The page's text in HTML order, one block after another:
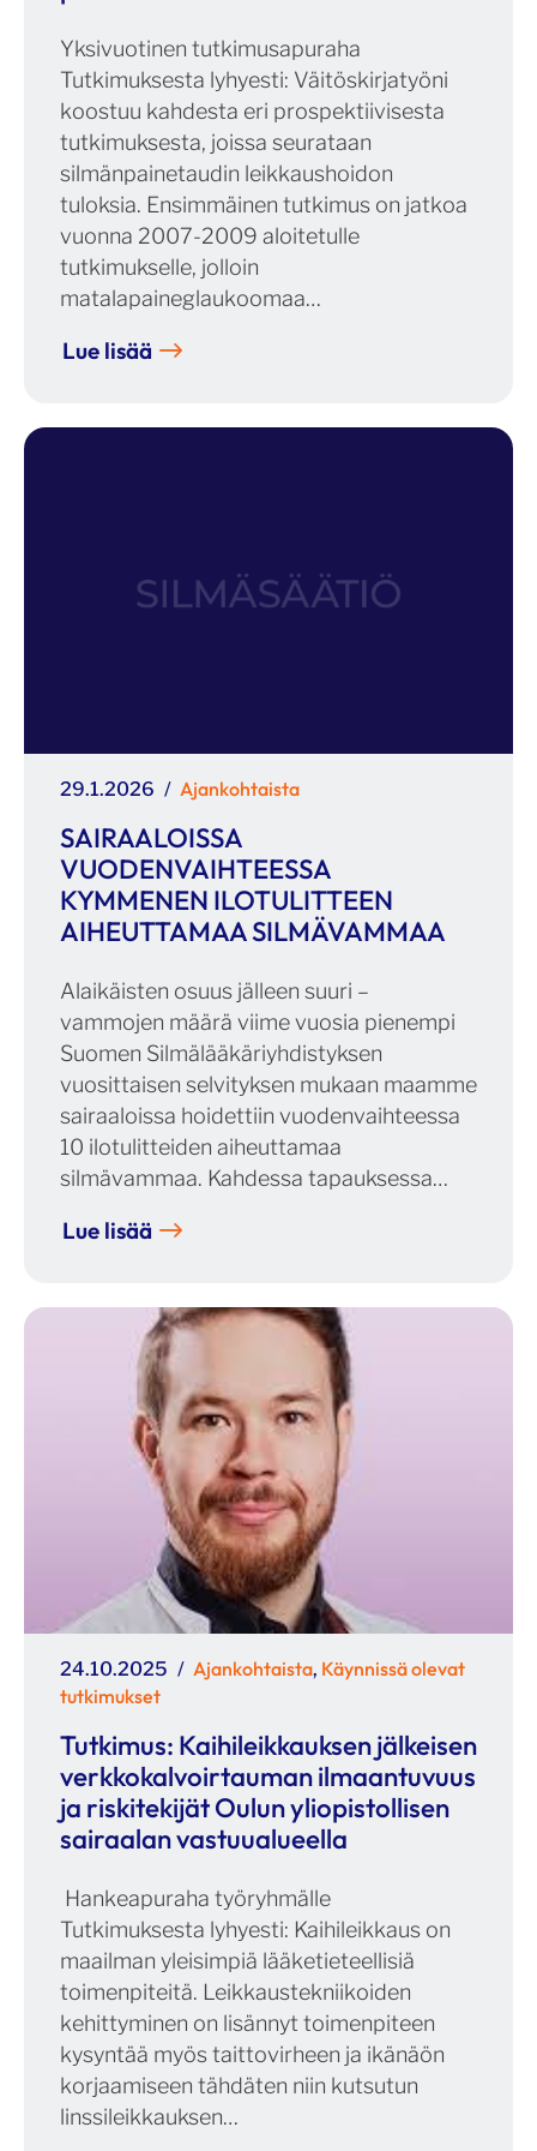
Yksivuotinen tutkimusapuraha
Tutkimuksesta lyhyesti: Väitöskirjatyöni
koostuu kahdesta eri prospektiivisesta
tutkimuksesta, joissa seurataan
silmänpainetaudin leikkaushoidon
tuloksia. Ensimmäinen tutkimus on jatkoa
vuonna 2007-2009 aloitetulle
tutkimukselle, jolloin
matalapaineglaukoomaa…
Lue lisää
Julkaistu
29.1.2026 Kategoriat
Ajankohtaista
SAIRAALOISSA
VUODENVAIHTEESSA
KYMMENEN ILOTULITTEEN
AIHEUTTAMAA SILMÄVAMMAA
Alaikäisten osuus jälleen suuri –
vammojen määrä viime vuosia pienempi
Suomen Silmälääkäriyhdistyksen
vuosittaisen selvityksen mukaan maamme
sairaaloissa hoidettiin vuodenvaihteessa
10 ilotulitteiden aiheuttamaa
silmävammaa. Kahdessa tapauksessa…
Lue lisää
Julkaistu
24.10.2025 Kategoriat
Ajankohtaista, Käynnissä olevat
tutkimukset
Tutkimus: Kaihileikkauksen jälkeisen
verkkokalvoirtauman ilmaantuvuus
ja riskitekijät Oulun yliopistollisen
sairaalan vastuualueella
Hankeapuraha työryhmälle
Tutkimuksesta lyhyesti: Kaihileikkaus on
maailman yleisimpiä lääketieteellisiä
toimenpiteitä. Leikkaustekniikoiden
kehittyminen on lisännyt toimenpiteen
kysyntää myös taittovirheen ja ikänäön
korjaamiseen tähdäten niin kutsutun
linssileikkauksen…